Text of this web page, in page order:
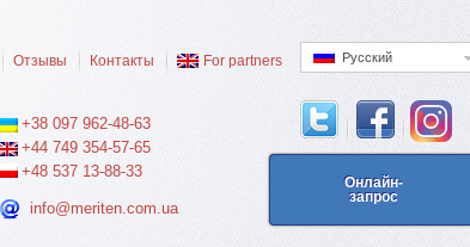
Русский
Отзывы Контакты For partners
Онлайн-
запрос
+38 097 962-48-63
+44 749 354-57-65
+48 537 13-88-33
info@meriten.com.ua